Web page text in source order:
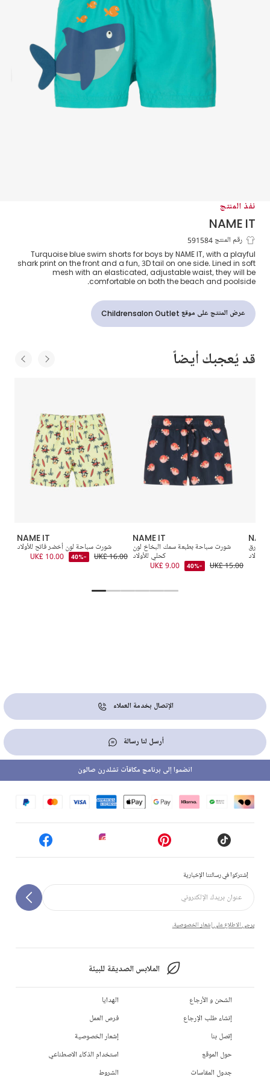
نفذ المنتج
NAME IT
شورت سباحة بطبعة قرش لون أزرق فيروزي
رقم المنتج 591584
Turquoise blue swim shorts for boys by NAME IT, with a playful
shark print on the front and a fun, 3D tail on one side. Lined in soft
mesh with an elasticated, adjustable waist, they will be
comfortable on both the beach and poolside.
عرض المنتج على موقع Childrensalon Outlet
قد يُعجبك أيضاً
NAME IT
شورت سباحة لون أخضر فاتح للأولاد
UK£ 16.00
-40%
UK£ 10.00
NAME IT
شورت سباحة بطبعة سمك البخاخ لون
كحلي للأولاد
UK£ 15.00
-40%
UK£ 9.00
وأزرق
للأولاد
الإتصال بخدمة العملاء
أرسل لنا رسالة
إشتركوا في رسالتنا الإخبارية
يرجى الاطلاع على إشعار الخصوصية.
الملابس الصديقة للبيئة
انضموا إلى برنامج مكافآت تشلدرن صالون
الشحن و الأرجاع
إنشاء طلب الإرجاع
إتصل بنا
حول الموقع
جدول المقاسات
الهدايا
فرص العمل
إشعار الخصوصية
استخدام الذكاء الاصطناعي
الشروط